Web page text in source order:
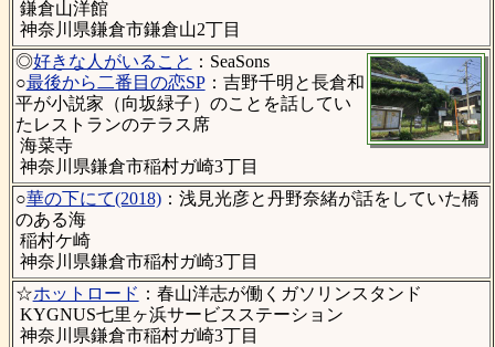
鎌倉山洋館
神奈川県鎌倉市鎌倉山2丁目
◎好きな人がいること ：SeaSons
○最後から二番目の恋SP：吉野千明と長倉和
平が小説家（向坂緑子）のことを話してい
たレストランのテラス席
海菜寺
神奈川県鎌倉市稲村ガ崎3丁目
○華の下にて(2018)：浅見光彦と丹野奈緒が話をしていた橋
のある海
稲村ケ崎
神奈川県鎌倉市稲村ガ崎3丁目
☆ホットロード ：春山洋志が働くガソリンスタンド
KYGNUS七里ヶ浜サービスステーション
神奈川県鎌倉市稲村ガ崎3丁目